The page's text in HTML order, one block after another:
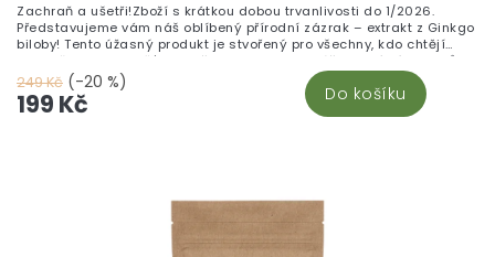
249 Kč (-20 %)
199 Kč Do košíku
Zachraň a ušetři!Zboží s krátkou dobou trvanlivosti do 1/2026.
Představujeme vám náš oblíbený přírodní zázrak – extrakt z Ginkgo
biloby! Tento úžasný produkt je stvořený pro všechny, kdo chtějí
podpořit svou paměť a zlepšit koncentraci. Prášek plný síly z listů
Ginkgo vám pomohou udržet mysl svěží a krevní oběh v kondici.
Přidejte si do svého každodenního rituálu špetku přírody a užívejte
si výhody tohoto starodávného stromu. Objednejte si Ginkgo bilobu